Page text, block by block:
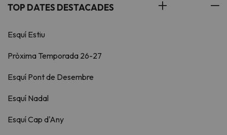
TOP DATES DESTACADES
Esquí Estiu
Pròxima Temporada 26-27
Esquí Pont de Desembre
Esquí Nadal
Esquí Cap d'Any